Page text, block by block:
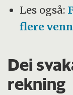
Les også:
flere
Dei
rekning